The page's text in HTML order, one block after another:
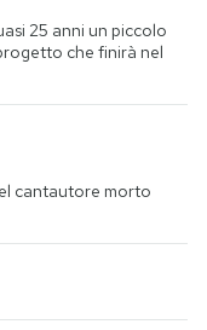
25 anni un piccolo
che finirà nel
cantautore morto